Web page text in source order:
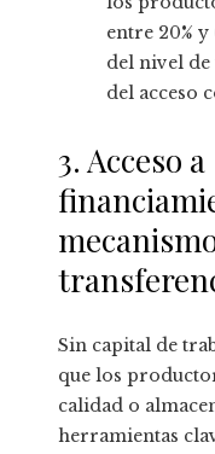
entre 20%
del nivel
del acceso
3. Acceso a
Sin capital de
que los
calidad o
herramientas